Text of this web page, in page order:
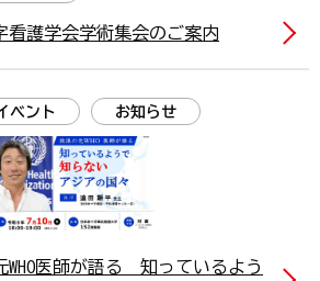
看護学会学術集会のご案内
ベント お知らせ
医師が語る 知っているよう